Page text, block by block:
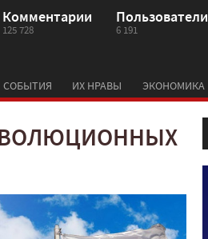
Комментарии
125 728
Пользователи
6 191
СОБЫТИЯ ИХ НРАВЫ ЭКОНОМИКА